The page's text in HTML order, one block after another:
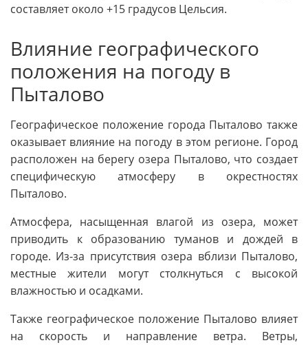
составляет около +15 градусов Цельсия.
Влияние географического
положения на погоду в
Пыталово
Географическое положение города Пыталово также
оказывает влияние на погоду в этом регионе. Город
расположен на берегу озера Пыталово, что создает
специфическую атмосферу в окрестностях
Пыталово.
Атмосфера, насыщенная влагой из озера, может
приводить к образованию туманов и дождей в
городе. Из-за присутствия озера вблизи Пыталово,
местные жители могут столкнуться с высокой
влажностью и осадками.
Также географическое положение Пыталово влияет
на скорость и направление ветра. Ветры,